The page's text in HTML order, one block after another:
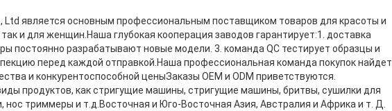
Ltd является основным профессиональным поставщиком товаров для красоты и
и для женщин.Наша глубокая кооперация заводов гарантирует:1. доставка
постоянно разрабатывают новые модели. 3. команда QC тестирует образцы и
перед каждой отправкой.Наша профессиональная команда покупок найдет
и конкурентоспособной ценыЗаказы OEM и ODM приветствуются.
продуктов, как стригущие машины, стригущие машины, бритвы, сушилки для
нос триммеры и т.д.Восточная и Юго-Восточная Азия, Австралия и Африка и т. Д.